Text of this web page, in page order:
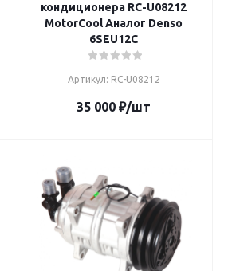
кондиционера RC-U08212
MotorCool Аналог Denso
6SEU12C
Артикул: RC-U08212
35 000 ₽/шт